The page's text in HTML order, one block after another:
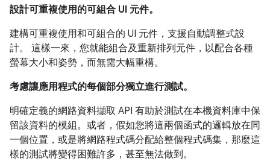
設計可重複使用的可組合 UI 元件。
建構可重複使用和可組合的 UI 元件，支援自動調整式設
計。 這樣一來，您就能組合及重新排列元件，以配合各種
螢幕大小和姿勢，而無需大幅重構。
考慮讓應用程式的每個部分獨立進行測試。
明確定義的網路資料擷取 API 有助於測試在本機資料庫中保
留該資料的模組。或者，假如您將這兩個函式的邏輯放在同
一個位置，或是將網路程式碼分配給整個程式碼集，那麼這
樣的測試將變得困難許多，甚至無法做到。